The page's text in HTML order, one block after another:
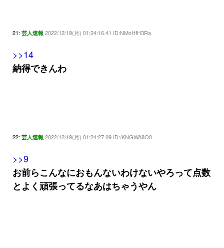
21: 芸人速報 2022/12/19(月) 01:24:16.41 ID:NMoHfH3Ra
>>14
納得できんわ
22: 芸人速報 2022/12/19(月) 01:24:27.09 ID:/KNGWA8O0
>>9
お前らこんなにおもんないわけないやろって点数
とよく頑張ってるなあはちゃうやん